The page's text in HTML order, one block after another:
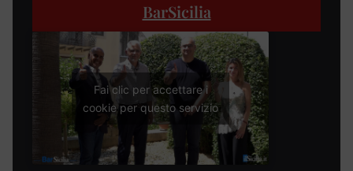
BarSicilia
Fai clic per accettare i
cookie per questo servizio